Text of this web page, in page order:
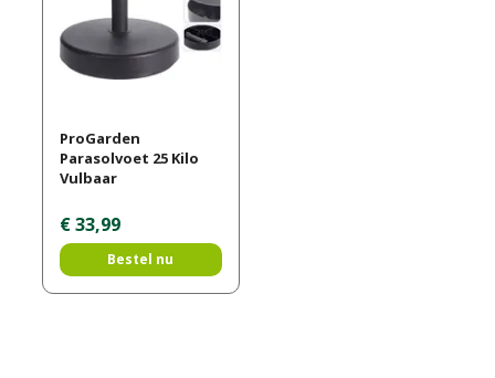
ProGarden
Parasolvoet 25 Kilo
Vulbaar
€ 33,99
Bestel nu